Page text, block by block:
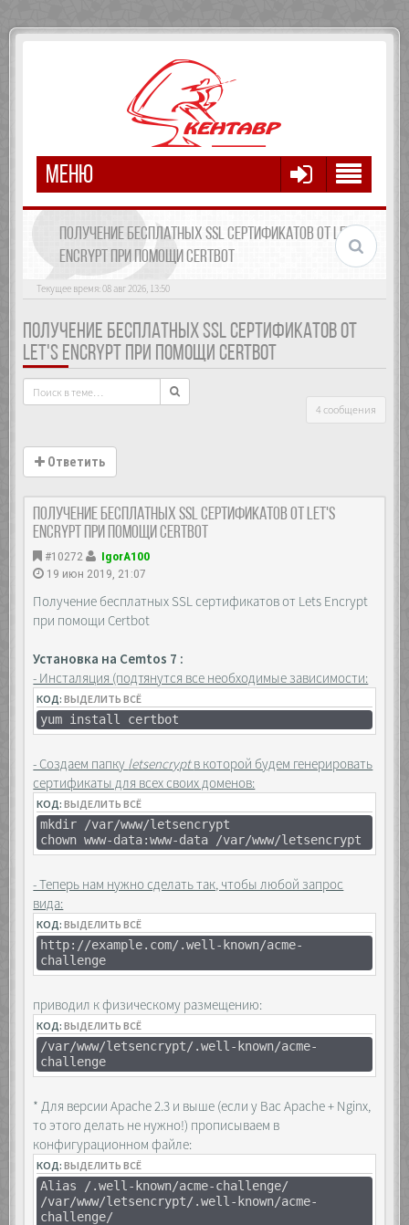
МЕНЮ
ПОЛУЧЕНИЕ БЕСПЛАТНЫХ SSL СЕРТИФИКАТОВ ОТ LET'S
ENCRYPT ПРИ ПОМОЩИ CERTBOT
Текущее время: 08 авг 2026, 13:50
ПОЛУЧЕНИЕ БЕСПЛАТНЫХ SSL СЕРТИФИКАТОВ ОТ
LET'S ENCRYPT ПРИ ПОМОЩИ CERTBOT
4 сообщения
Ответить
Получение бесплатных SSL сертификатов от Let's
Encrypt при помощи Certbot
#10272
IgorA100
19 июн 2019, 21:07
Получение бесплатных SSL сертификатов от Lets Encrypt
при помощи Certbot
Установка на Cemtos 7 :
- Инсталяция (подтянутся все необходимые зависимости:
КОД:ВЫДЕЛИТЬ ВСЁ
yum install certbot
- Создаем папку letsencryptв которой будем генерировать
сертификаты для всех своих доменов:
КОД:ВЫДЕЛИТЬ ВСЁ
mkdir /var/www/letsencrypt
chown www-data:www-data /var/www/letsencrypt
- Теперь нам нужно сделать так, чтобы любой запрос
вида:
КОД:ВЫДЕЛИТЬ ВСЁ
http://example.com/.well-known/acme-
challenge
приводил к физическому размещению:
КОД:ВЫДЕЛИТЬ ВСЁ
/var/www/letsencrypt/.well-known/acme-
challenge
* Для версии Apache 2.3 и выше (если у Вас Apache + Nginx,
то этого делать не нужно!) прописываем в
конфигурационном файле:
КОД:ВЫДЕЛИТЬ ВСЁ
Alias /.well-known/acme-challenge/
/var/www/letsencrypt/.well-known/acme-
challenge/